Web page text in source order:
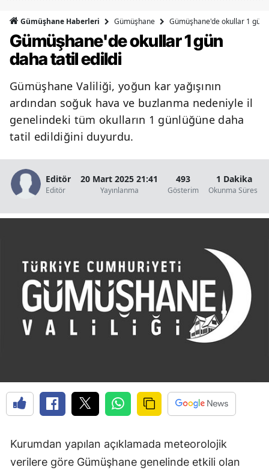
Bingöl
Bolu
Çanakkale
Çankırı
Diyarbakır
Edirne
Elazığ
Erzincan
Eskişehir
Gaziantep
Gümüşhane
Gümüşhane Haberleri Gümüşhane Gümüşhane'de okullar 1 gün
Gümüşhane'de okullar 1 gün
daha tatil edildi
Gümüşhane Valiliği, yoğun kar yağışının
ardından soğuk hava ve buzlanma nedeniyle il
genelindeki tüm okulların 1 günlüğüne daha
tatil edildiğini duyurdu.
Editör
Editör
20 Mart 2025 21:41
Yayınlanma
493
Gösterim
1 Dakika
Okunma Süresi
Kurumdan yapılan açıklamada meteorolojik
verilere göre Gümüşhane genelinde etkili olan